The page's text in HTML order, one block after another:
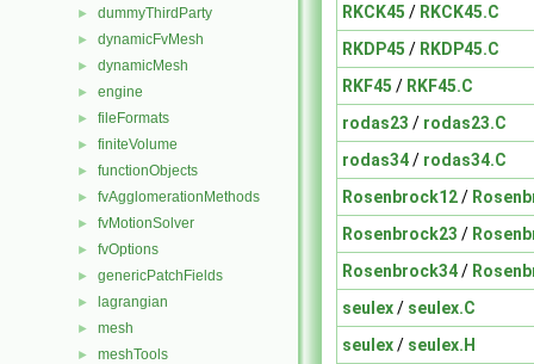
► dummyThirdParty
► dynamicFvMesh
► dynamicMesh
► engine
► fileFormats
► finiteVolume
► functionObjects
► fvAgglomerationMethods
► fvMotionSolver
► fvOptions
► genericPatchFields
► lagrangian
► mesh
► meshTools
RKCK45 / RKCK45.C
RKDP45 / RKDP45.C
RKF45 / RKF45.C
rodas23 / rodas23.C
rodas34/ rodas34.C
Rosenbrock12/
Rosenbrock23 /
Rosenbrock34/
seulex/ seulex.C
seulex/ seulex.H